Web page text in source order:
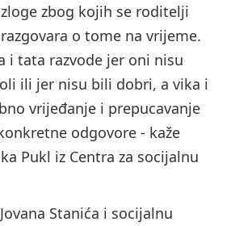
zbog kojih se roditelji
o tome na vrijeme.
i tata razvode jer oni nisu
ili jer nisu bili dobri, a vika i
vrijeđanje i prepucavanje
odgovore - kaže
Pukl iz Centra za socijalnu
Stanića i socijalnu